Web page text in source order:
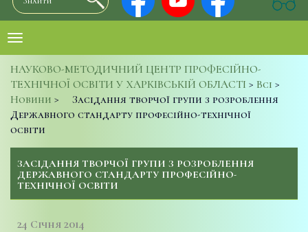
НАУКОВО-МЕТОДИЧНИЙ ЦЕНТР ПРОФЕСІЙНО-
ТЕХНІЧНОЇ ОСВІТИ У ХАРКІВСЬКІЙ ОБЛАСТІ > Всі >
Новини >
Засідання творчої групи з розроблення
Державного стандарту професійно-технічної
освіти
ЗАСІДАННЯ ТВОРЧОЇ ГРУПИ З РОЗРОБЛЕННЯ
ДЕРЖАВНОГО СТАНДАРТУ ПРОФЕСІЙНО-
ТЕХНІЧНОЇ ОСВІТИ
24 Січня 2014